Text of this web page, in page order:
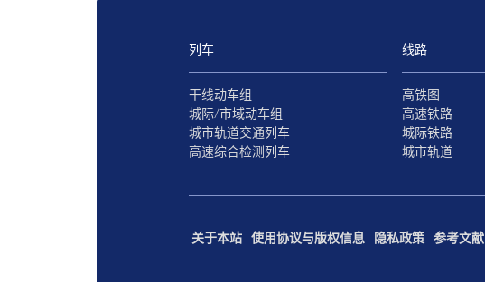
列车
干线动车组
城际/市域动车组
城市轨道交通列车
高速综合检测列车
线路
高铁图
高速铁路
城际铁路
城市轨道
关于本站 使用协议与版权信息 隐私政策 参考文献